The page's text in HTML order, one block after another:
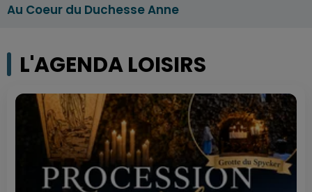
Au Coeur du Duchesse Anne
L'AGENDA LOISIRS